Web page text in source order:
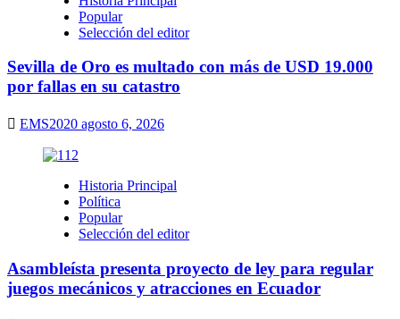
Popular
Selección del editor
Sevilla de Oro es multado con más de USD 19.000
por fallas en su catastro
EMS2020 agosto 6, 2026
Historia Principal
Política
Popular
Selección del editor
Asambleísta presenta proyecto de ley para regular
juegos mecánicos y atracciones en Ecuador